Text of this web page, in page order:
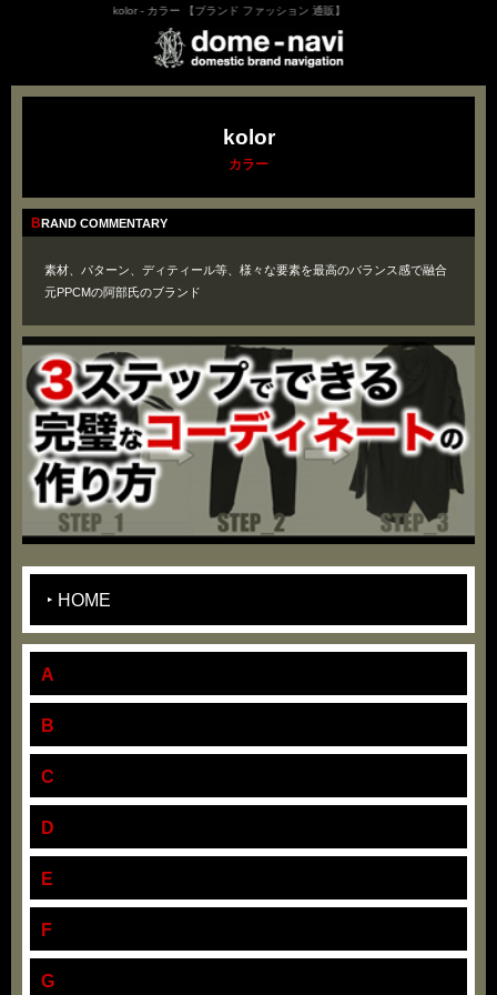
kolor - カラー 【ブランド ファッション 通販】
kolor
カラー
BRAND COMMENTARY
素材、パターン、ディティール等、様々な要素を最高のバランス感で融合
元PPCMの阿部氏のブランド
HOME
A
B
C
D
E
F
G